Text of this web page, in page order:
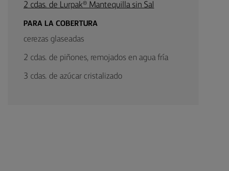
2 cdas. de Lurpak® Mantequilla sin Sal
PARA LA COBERTURA
cerezas glaseadas
2 cdas. de piñones, remojados en agua fría
3 cdas. de azúcar cristalizado